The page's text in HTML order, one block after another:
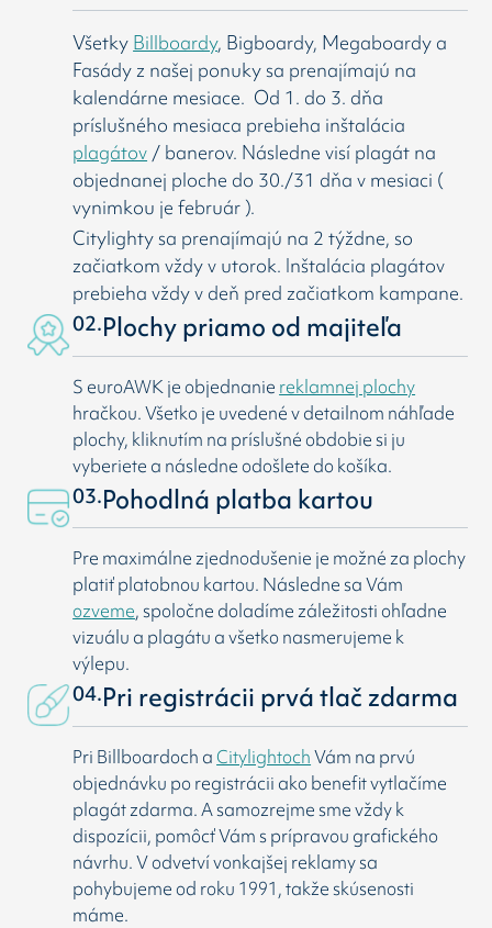
Všetky Billboardy, Bigboardy, Megaboardy a
Fasády z našej ponuky sa prenajímajú na
kalendárne mesiace. Od 1. do 3. dňa
príslušného mesiaca prebieha inštalácia
plagátov / banerov. Následne visí plagát na
objednanej ploche do 30./31 dňa v mesiaci (
vynimkou je február ).
Citylighty sa prenajímajú na 2 týždne, so
začiatkom vždy v utorok. Inštalácia plagátov
prebieha vždy v deň pred začiatkom kampane.
02.Plochy priamo od majiteľa
S euroAWK je objednanie reklamnej plochy
hračkou. Všetko je uvedené v detailnom náhľade
plochy, kliknutím na príslušné obdobie si ju
vyberiete a následne odošlete do košíka.
03.Pohodlná platba kartou
Pre maximálne zjednodušenie je možné za plochy
platiť platobnou kartou. Následne sa Vám
ozveme, spoločne doladíme záležitosti ohľadne
vizuálu a plagátu a všetko nasmerujeme k
výlepu.
04.Pri registrácii prvá tlač zdarma
Pri Billboardoch aCitylightochVám na prvú
objednávku po registrácii ako benefit vytlačíme
plagát zdarma. A samozrejme sme vždy k
dispozícii, pomôcť Vám s prípravou grafického
návrhu. V odvetví vonkajšej reklamy sa
pohybujeme od roku 1991, takže skúsenosti
máme.